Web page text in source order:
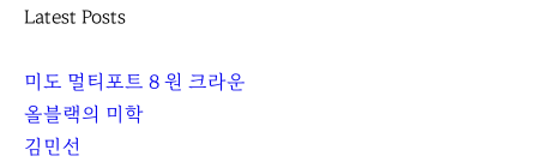
A
A
Latest Posts
미도 멀티포트 8 원 크라운
올블랙의 미학
김민선